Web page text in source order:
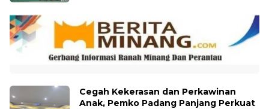
Anak, Pemko Padang Panjang Perkuat
Peran Keluarga